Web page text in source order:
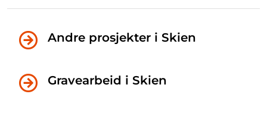
Andre prosjekter i Skien
Gravearbeid i Skien